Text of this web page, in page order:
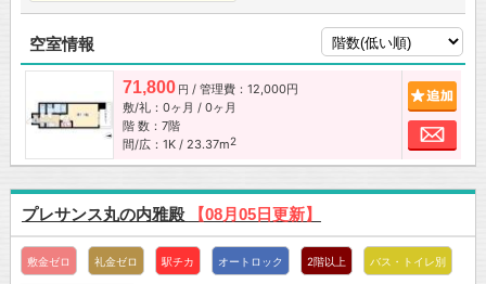
空室情報
71,800 円 / 管理費：12,000円
敷/礼：0ヶ月 / 0ヶ月
階 数：7階
間/広：1K / 23.37m2
お
プレサンス丸の内雅殿 【08月05日更新】
敷金ゼロ 礼金ゼロ 駅チカ オートロック 2階以上 バス・トイレ別